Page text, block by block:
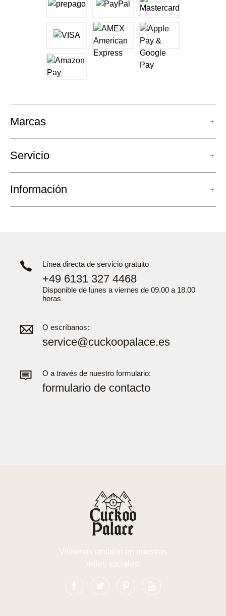
Marcas
Servicio
Información
Línea directa de servicio gratuito
+49 6131 327 4468
Disponible de lunes a viernes de 09.00 a 18.00
horas
O escríbanos:
service@cuckoopalace.es
O a través de nuestro formulario:
formulario de contacto
Visítenos también en nuestras
redes sociales: